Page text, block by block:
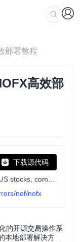
部署教程
高效部
下载源代码
nof/nofx
的开源交易操作系
本地部署解决方